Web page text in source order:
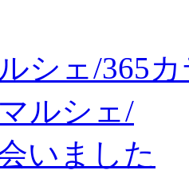
シェ/365
ルシェ/
いました